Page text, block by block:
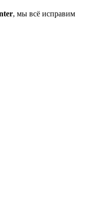
, мы всё исправим